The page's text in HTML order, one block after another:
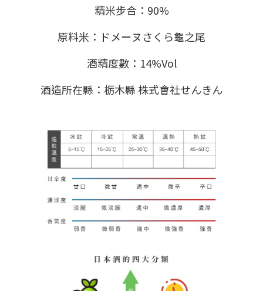
精米步合：90%
原料米：ドメーヌさくら龜之尾
酒精度數：14%Vol
酒造所在縣：栃木縣 株式會社せんきん